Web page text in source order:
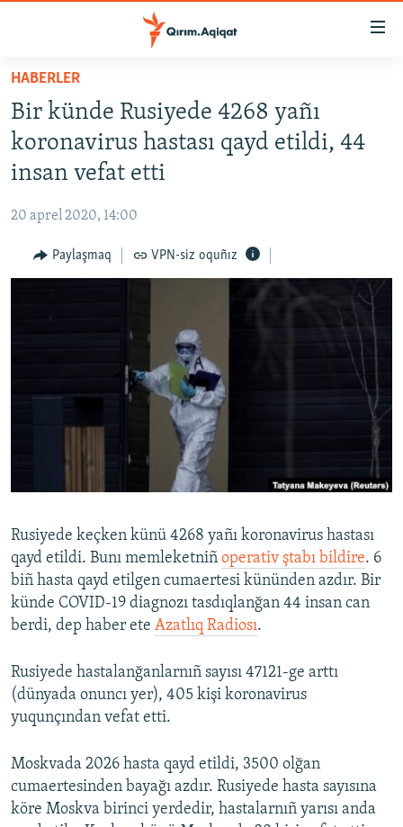
Esas
qaytmaq
Baş
navigatsiyağa
qaytmaq
Qıdıruvğa
qaytmaq
HABERLER
İQTİSADİYAT
MEDENİYET
İNSAN AQLARI
Українською
RFE/RS bütün saytları
HABERLER
Bir künde Rusiyede 4268 yañı
koronavirus hastası qayd etildi, 44
insan vefat etti
20 aprel 2020, 14:00
Paylaşmaq VPN-siz oquñız
Rusiyede keçken künü 4268 yañı koronavirus hastası
qayd etildi. Bunı memleketniñ operativ ştabı bildire. 6
biñ hasta qayd etilgen cumaertesi kününden azdır. Bir
künde COVID-19 diagnozı tasdıqlanğan 44 insan can
berdi, dep haber ete Azatlıq Radiosı.
Rusiyede hastalanğanlarnıñ sayısı 47121-ge arttı
(dünyada onuncı yer), 405 kişi koronavirus
yuqunçından vefat etti.
Moskvada 2026 hasta qayd etildi, 3500 olğan
cumaertesinden bayağı azdır. Rusiyede hasta sayısına
köre Moskva birinci yerdedir, hastalarnıñ yarısı anda